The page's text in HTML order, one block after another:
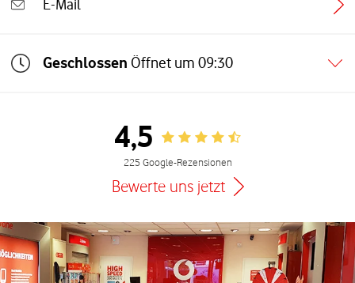
E-Mail
Geschlossen Öffnet um 09:30
4,5 Rating 4.5
225 Google-Rezensionen
Bewerte uns jetzt